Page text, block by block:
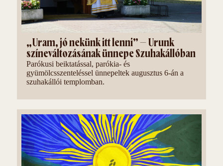
„Uram, jó nekünk itt lenni” – Urunk
színeváltozásának ünnepe Szuhakállóban
Parókusi beiktatással, parókia- és
gyümölcsszenteléssel ünnepeltek augusztus 6-án a
szuhakállói templomban.